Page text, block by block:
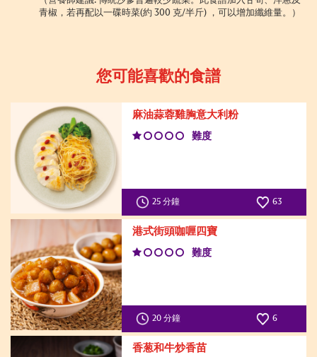
青椒，若再配以一碟時菜(約 300 克/半斤) ，可以增加纖維量。）
您可能喜歡的食譜
麻油蒜蓉雞胸意大利粉
難度
25 分鐘 63
港式街頭咖喱四寶
難度
20 分鐘 6
香葱和牛炒香苗